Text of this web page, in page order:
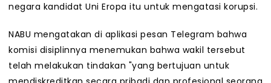
negara kandidat Uni Eropa itu untuk mengatasi korupsi.
NABU mengatakan di aplikasi pesan Telegram bahwa
komisi disiplinnya menemukan bahwa wakil tersebut
telah melakukan tindakan "yang bertujuan untuk